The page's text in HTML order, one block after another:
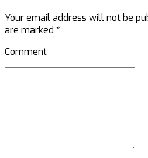
Your email address will not be
are marked *
Comment